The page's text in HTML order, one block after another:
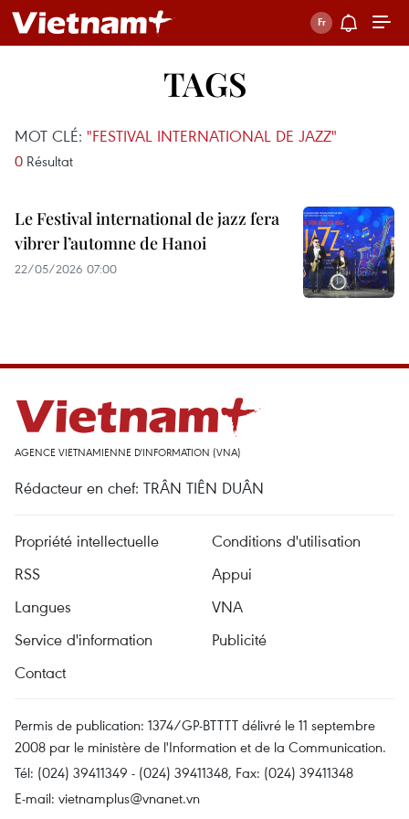
TAGS
MOT CLÉ: "FESTIVAL INTERNATIONAL DE JAZZ"
0 Résultat
Le Festival international de jazz fera
vibrer l’automne de Hanoi
22/05/2026 07:00
AGENCE VIETNAMIENNE D'INFORMATION (VNA)
Rédacteur en chef: TRÂN TIÊN DUÂN
Propriété intellectuelle
Conditions d'utilisation
RSS
Appui
Langues
VNA
Service d'information
Publicité
Contact
Permis de publication: 1374/GP-BTTTT délivré le 11 septembre
2008 par le ministère de l'Information et de la Communication.
Tél: (024) 39411349 - (024) 39411348, Fax: (024) 39411348
E-mail: vietnamplus@vnanet.vn